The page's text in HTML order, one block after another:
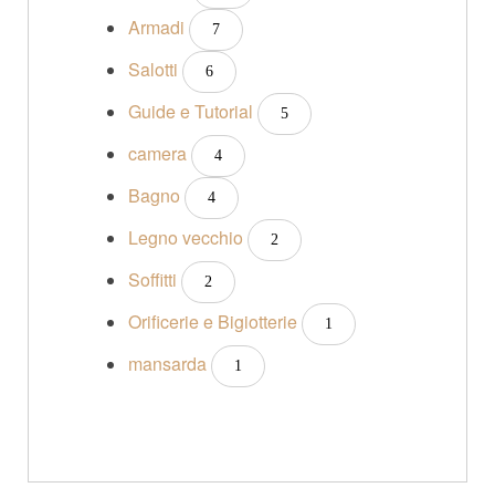
Armadi 7
Salotti 6
Guide e Tutorial 5
camera 4
Bagno 4
Legno vecchio 2
Soffitti 2
Orificerie e Bigiotterie 1
mansarda 1